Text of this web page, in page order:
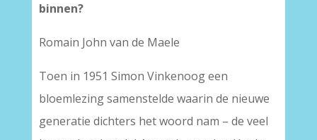
binnen?
Romain John van de Maele
Toen in 1951 Simon Vinkenoog een
bloemlezing samenstelde waarin de nieuwe
generatie dichters het woord nam – de veel